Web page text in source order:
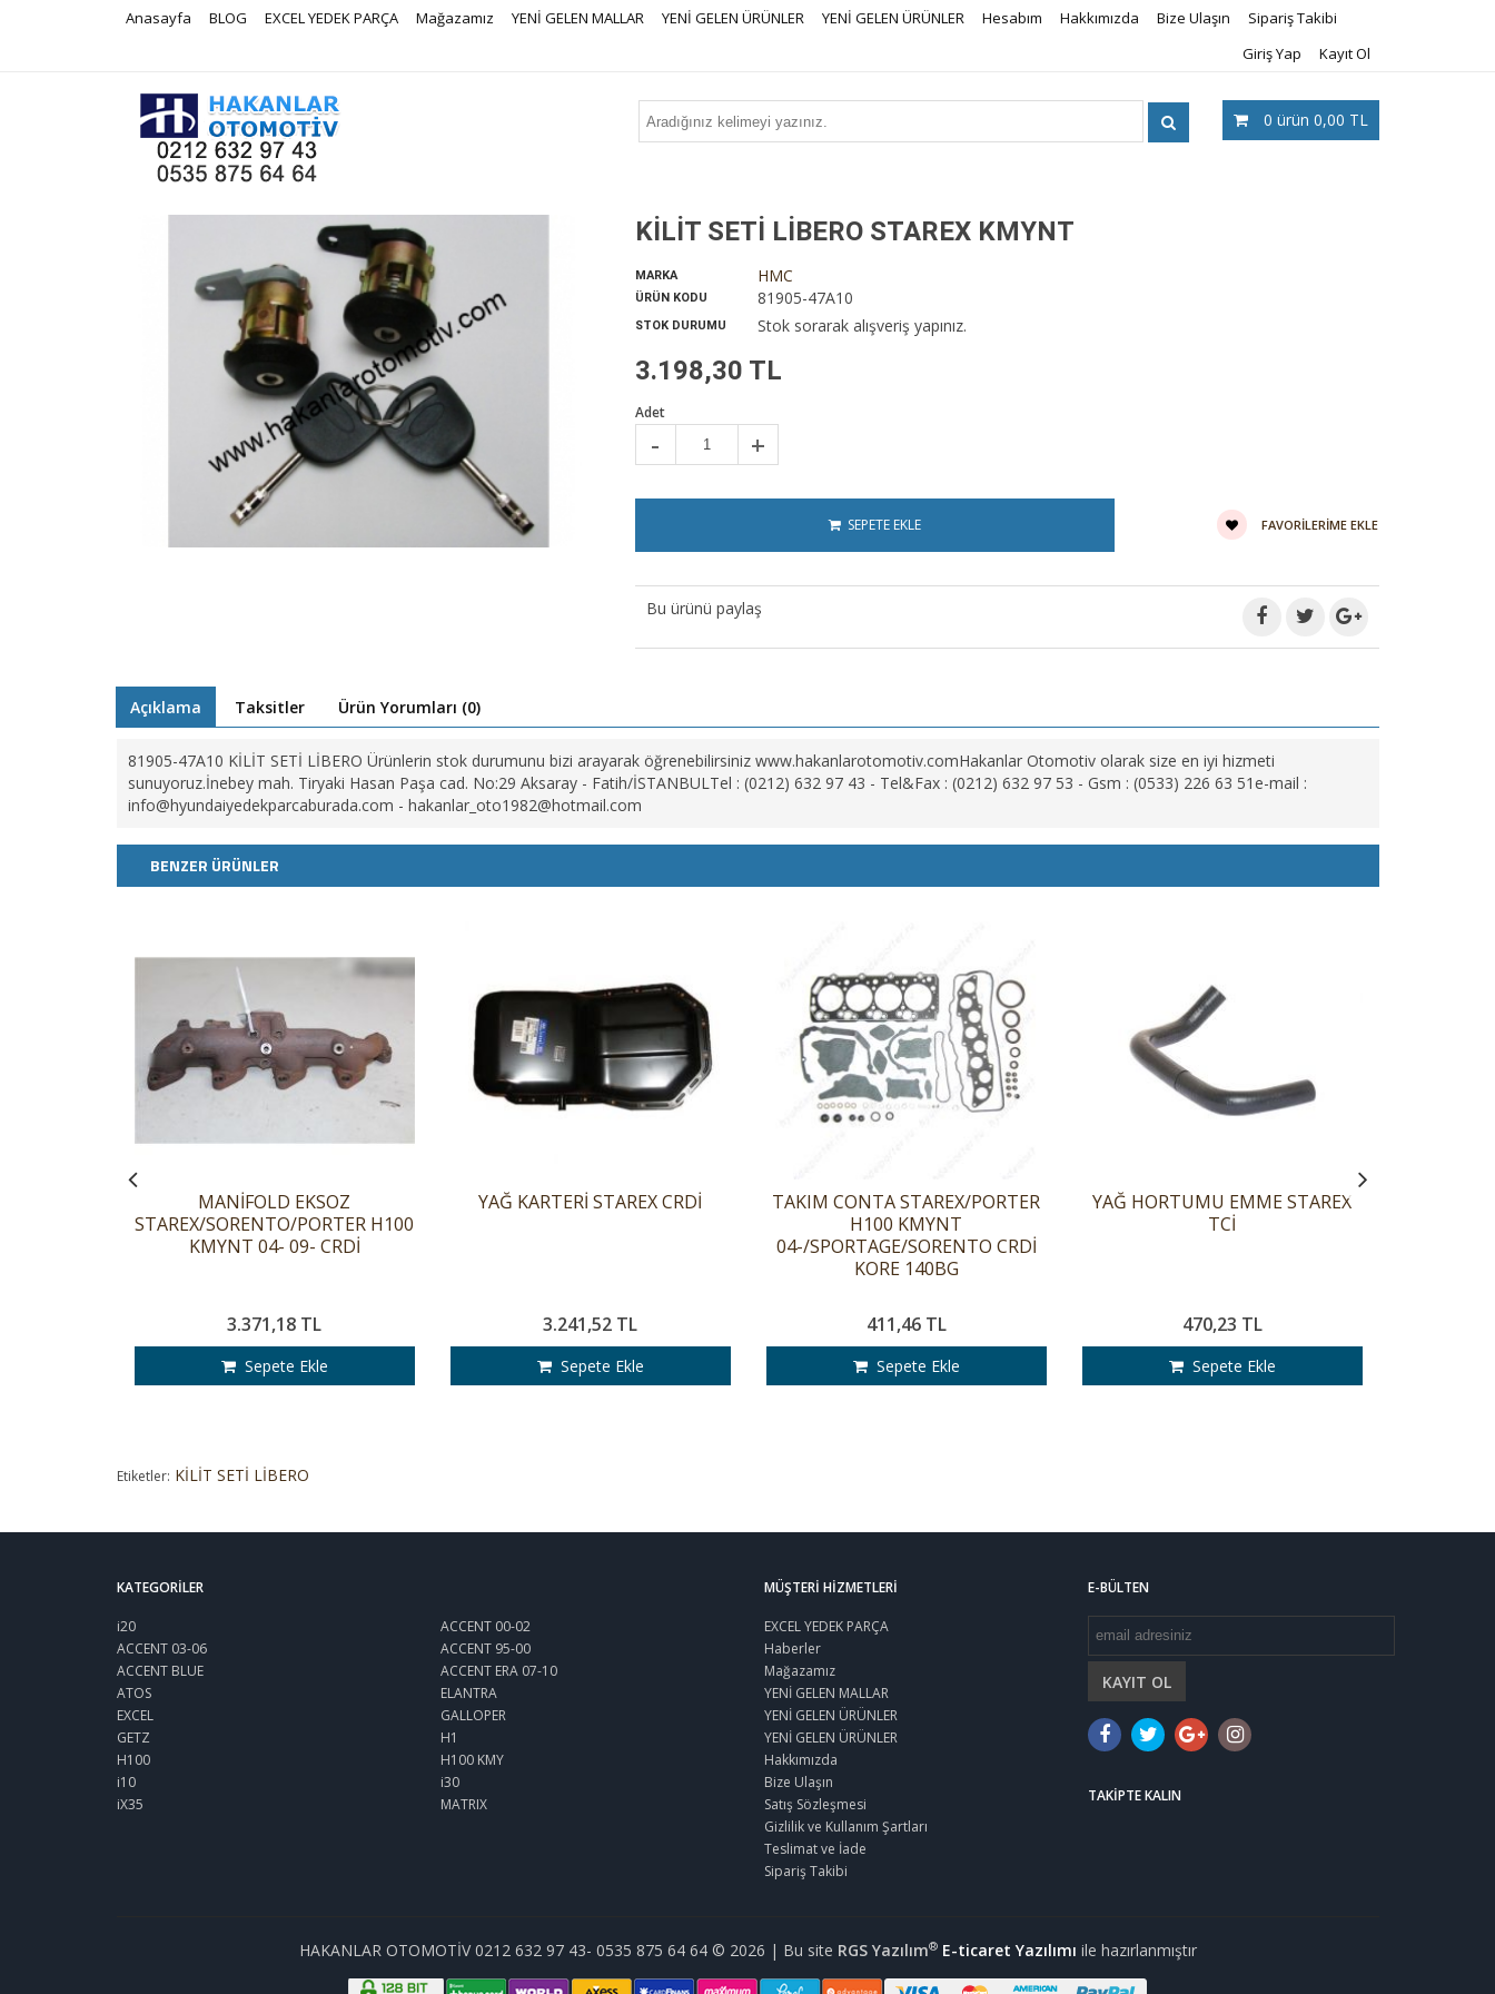
Anasayfa BLOG EXCEL YEDEK PARÇA Mağazamız YENİ GELEN MALLAR YENİ GELEN ÜRÜNLER YENİ GELEN ÜRÜNLER Hesabım Hakkımızda Bize Ulaşın
Sipariş Takibi
Giriş Yap
Kayıt Ol
0 ürün 0,00 TL
KİLİT SETİ LİBERO STAREX KMYNT
MARKA HMC
ÜRÜN KODU 81905-47A10
STOK DURUMU Stok sorarak alışveriş yapınız.
3.198,30 TL
Adet
- +
SEPETE EKLE FAVORILERIME EKLE
Bu ürünü paylaş
Açıklama Taksitler Ürün Yorumları (0)
81905-47A10 KİLİT SETİ LİBERO Ürünlerin stok durumunu bizi arayarak öğrenebilirsiniz www.hakanlarotomotiv.comHakanlar Otomotiv olarak size en iyi hizmeti
sunuyoruz.İnebey mah. Tiryaki Hasan Paşa cad. No:29 Aksaray - Fatih/İSTANBULTel : (0212) 632 97 43 - Tel&Fax : (0212) 632 97 53 - Gsm : (0533) 226 63 51e-mail :
info@hyundaiyedekparcaburada.com - hakanlar_oto1982@hotmail.com
BENZER ÜRÜNLER
MANİFOLD EKSOZ
STAREX/SORENTO/PORTER H100
KMYNT 04- 09- CRDİ
3.371,18 TL
Sepete Ekle
YAĞ KARTERİ STAREX CRDİ
3.241,52 TL
Sepete Ekle
TAKIM CONTA STAREX/PORTER
H100 KMYNT
04-/SPORTAGE/SORENTO CRDİ
KORE 140BG
411,46 TL
Sepete Ekle
YAĞ HORTUMU EMME STAREX
TCİ
470,23 TL
Sepete Ekle
Etiketler: KİLİT SETİ LİBERO
KATEGORILER
i20
ACCENT 00-02
ACCENT 03-06
ACCENT 95-00
ACCENT BLUE
ACCENT ERA 07-10
ATOS
ELANTRA
EXCEL
GALLOPER
GETZ
H1
H100
H100 KMY
i10
i30
iX35
MATRIX
MÜŞTERI HIZMETLERI
EXCEL YEDEK PARÇA
Haberler
Mağazamız
YENİ GELEN MALLAR
YENİ GELEN ÜRÜNLER
YENİ GELEN ÜRÜNLER
Hakkımızda
Bize Ulaşın
Satış Sözleşmesi
Gizlilik ve Kullanım Şartları
Teslimat ve İade
Sipariş Takibi
E-BÜLTEN
KAYIT OL
TAKIPTE KALIN
HAKANLAR OTOMOTİV 0212 632 97 43- 0535 875 64 64 © 2026 | Bu site RGS Yazılım® E-ticaret Yazılımı ile hazırlanmıştır